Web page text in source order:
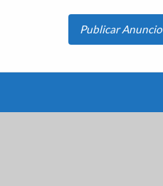
Publicar Anuncio